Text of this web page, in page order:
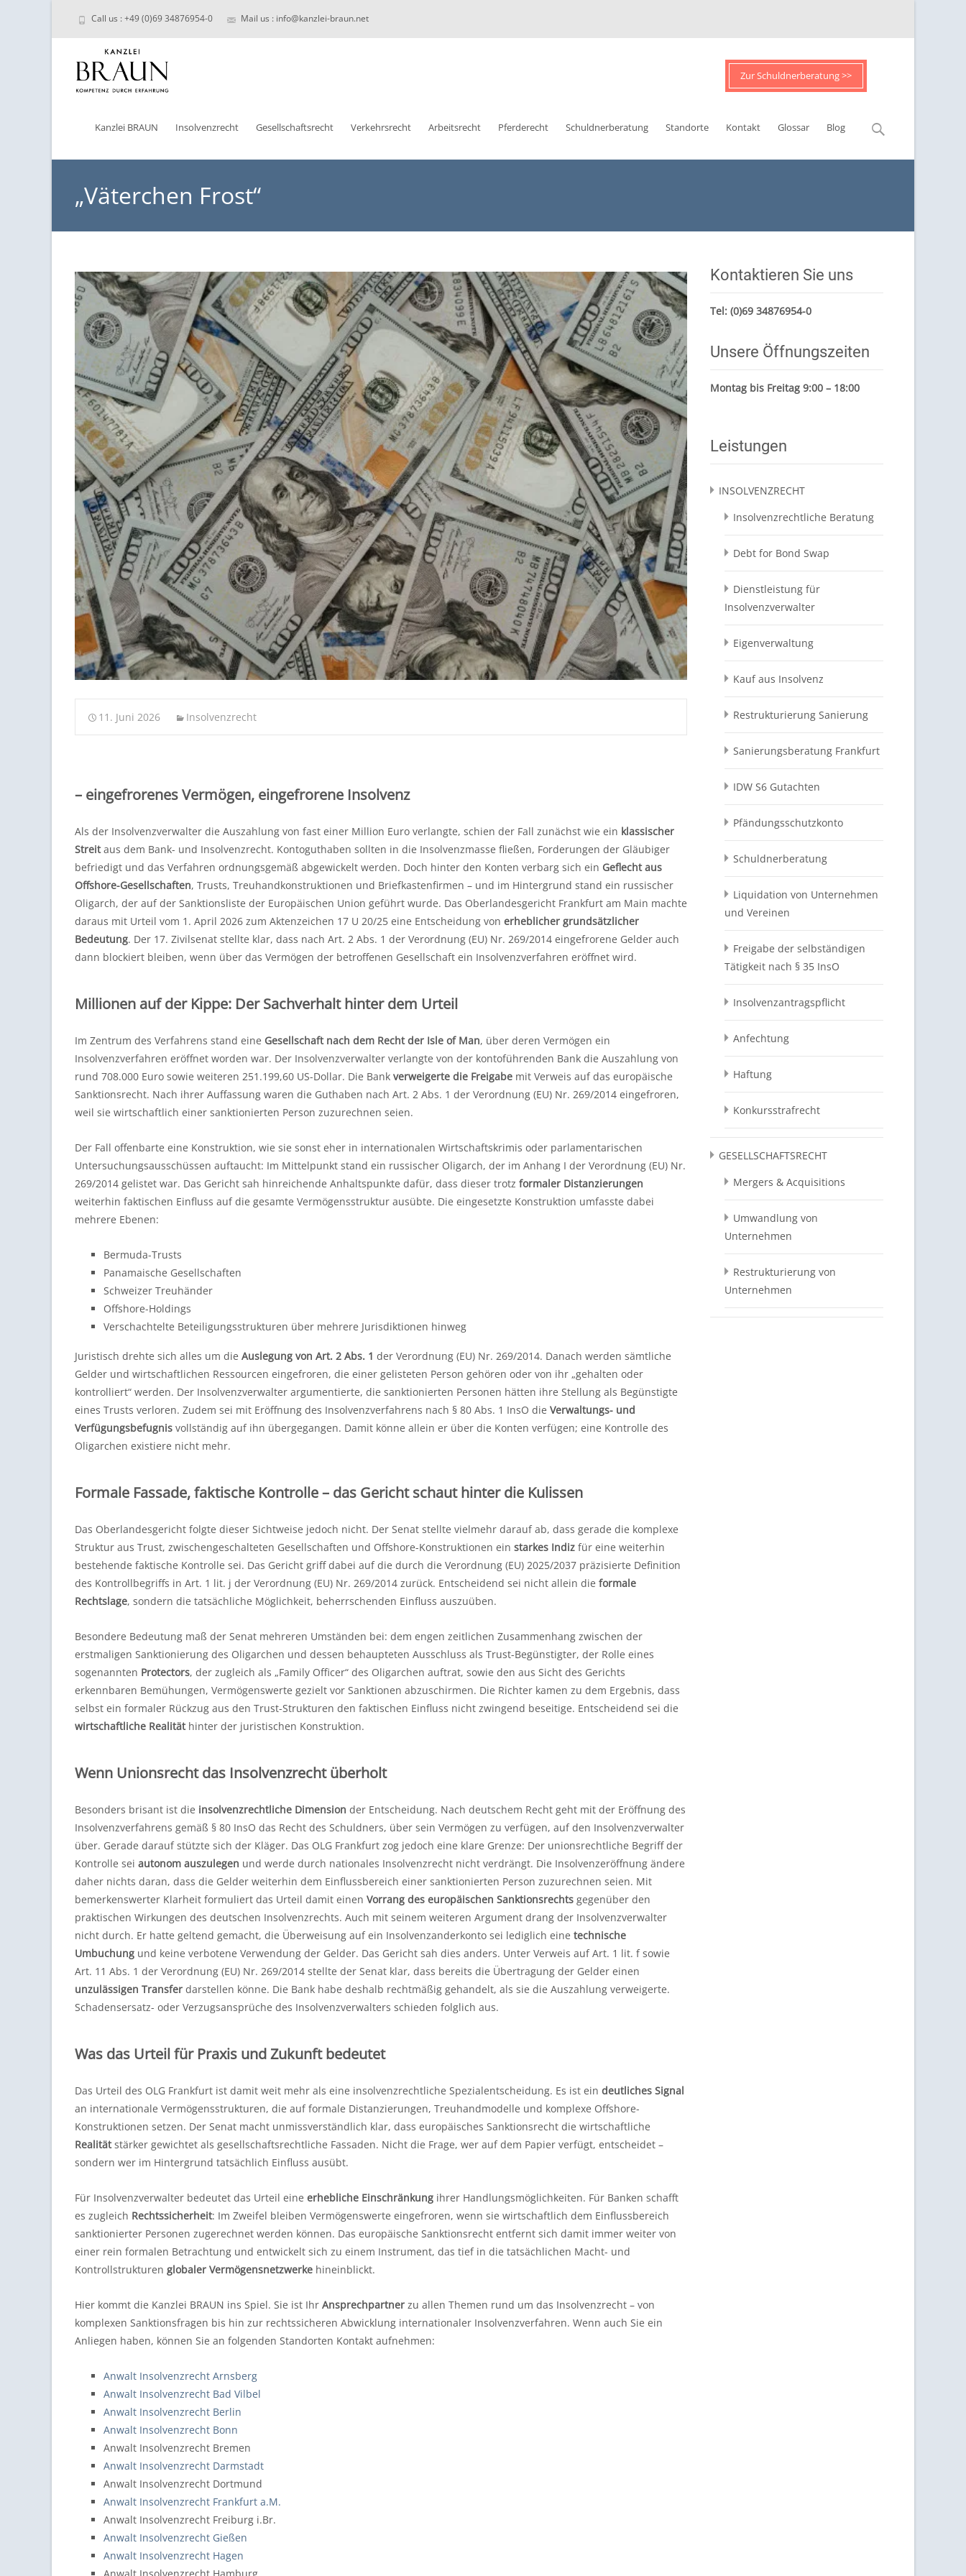
Call us : +49 (0)69 34876954-0 Mail us : info@kanzlei-braun.net
toKanzlei BRAUN Insolvenzrecht Gesellschaftsrecht Verkehrsrecht Arbeitsrecht Pferderecht Schuldnerberatung Standorte Kontakt
Zur Schuldnerberatung >>
Glossar Blog
Suchen
nach:
„Väterchen Frost“
11. Juni 2026 Insolvenzrecht
– eingefrorenes Vermögen, eingefrorene Insolvenz
Als der Insolvenzverwalter die Auszahlung von fast einer Million Euro verlangte, schien der Fall zunächst wie ein klassischer
Streitaus dem Bank- und Insolvenzrecht. Kontoguthaben sollten in die Insolvenzmasse fließen, Forderungen der Gläubiger
befriedigt und das Verfahren ordnungsgemäß abgewickelt werden. Doch hinter den Konten verbarg sich ein Geflecht aus
Offshore-Gesellschaften, Trusts, Treuhandkonstruktionen und Briefkastenfirmen – und im Hintergrund stand ein russischer
Oligarch, der auf der Sanktionsliste der Europäischen Union geführt wurde. Das Oberlandesgericht Frankfurt am Main machte
daraus mit Urteil vom 1. April 2026 zum Aktenzeichen 17 U 20/25 eine Entscheidung von erheblicher grundsätzlicher
Bedeutung. Der 17. Zivilsenat stellte klar, dass nach Art. 2 Abs. 1 der Verordnung (EU) Nr. 269/2014 eingefrorene Gelder auch
dann blockiert bleiben, wenn über das Vermögen der betroffenen Gesellschaft ein Insolvenzverfahren eröffnet wird.
Millionen auf der Kippe: Der Sachverhalt hinter dem Urteil
Im Zentrum des Verfahrens stand eine Gesellschaft nach dem Recht der Isle of Man, über deren Vermögen ein
Insolvenzverfahren eröffnet worden war. Der Insolvenzverwalter verlangte von der kontoführenden Bank die Auszahlung von
rund 708.000 Euro sowie weiteren 251.199,60 US-Dollar. Die Bank verweigerte die Freigabe mit Verweis auf das europäische
Sanktionsrecht. Nach ihrer Auffassung waren die Guthaben nach Art. 2 Abs. 1 der Verordnung (EU) Nr. 269/2014 eingefroren,
weil sie wirtschaftlich einer sanktionierten Person zuzurechnen seien.
Der Fall offenbarte eine Konstruktion, wie sie sonst eher in internationalen Wirtschaftskrimis oder parlamentarischen
Untersuchungsausschüssen auftaucht: Im Mittelpunkt stand ein russischer Oligarch, der im Anhang I der Verordnung (EU) Nr.
269/2014 gelistet war. Das Gericht sah hinreichende Anhaltspunkte dafür, dass dieser trotz formaler Distanzierungen
weiterhin faktischen Einfluss auf die gesamte Vermögensstruktur ausübte. Die eingesetzte Konstruktion umfasste dabei
mehrere Ebenen:
Bermuda-Trusts
Panamaische Gesellschaften
Schweizer Treuhänder
Offshore-Holdings
Verschachtelte Beteiligungsstrukturen über mehrere Jurisdiktionen hinweg
Juristisch drehte sich alles um die Auslegung von Art. 2 Abs. 1 der Verordnung (EU) Nr. 269/2014. Danach werden sämtliche
Gelder und wirtschaftlichen Ressourcen eingefroren, die einer gelisteten Person gehören oder von ihr „gehalten oder
kontrolliert“ werden. Der Insolvenzverwalter argumentierte, die sanktionierten Personen hätten ihre Stellung als Begünstigte
eines Trusts verloren. Zudem sei mit Eröffnung des Insolvenzverfahrens nach § 80 Abs. 1 InsO die Verwaltungs- und
Verfügungsbefugnis vollständig auf ihn übergegangen. Damit könne allein er über die Konten verfügen; eine Kontrolle des
Oligarchen existiere nicht mehr.
Formale Fassade, faktische Kontrolle – das Gericht schaut hinter die Kulissen
Das Oberlandesgericht folgte dieser Sichtweise jedoch nicht. Der Senat stellte vielmehr darauf ab, dass gerade die komplexe
Struktur aus Trust, zwischengeschalteten Gesellschaften und Offshore-Konstruktionen ein starkes Indiz für eine weiterhin
bestehende faktische Kontrolle sei. Das Gericht griff dabei auf die durch die Verordnung (EU) 2025/2037 präzisierte Definition
des Kontrollbegriffs in Art. 1 lit. j der Verordnung (EU) Nr. 269/2014 zurück. Entscheidend sei nicht allein die formale
Rechtslage, sondern die tatsächliche Möglichkeit, beherrschenden Einfluss auszuüben.
Besondere Bedeutung maß der Senat mehreren Umständen bei: dem engen zeitlichen Zusammenhang zwischen der
erstmaligen Sanktionierung des Oligarchen und dessen behaupteten Ausschluss als Trust-Begünstigter, der Rolle eines
sogenannten Protectors, der zugleich als „Family Officer“ des Oligarchen auftrat, sowie den aus Sicht des Gerichts
erkennbaren Bemühungen, Vermögenswerte gezielt vor Sanktionen abzuschirmen. Die Richter kamen zu dem Ergebnis, dass
selbst ein formaler Rückzug aus den Trust-Strukturen den faktischen Einfluss nicht zwingend beseitige. Entscheidend sei die
wirtschaftliche Realitäthinter der juristischen Konstruktion.
Wenn Unionsrecht das Insolvenzrecht überholt
Besonders brisant ist die insolvenzrechtliche Dimension der Entscheidung. Nach deutschem Recht geht mit der Eröffnung des
Insolvenzverfahrens gemäß § 80 InsO das Recht des Schuldners, über sein Vermögen zu verfügen, auf den Insolvenzverwalter
über. Gerade darauf stützte sich der Kläger. Das OLG Frankfurt zog jedoch eine klare Grenze: Der unionsrechtliche Begriff der
Kontrolle sei autonom auszulegen und werde durch nationales Insolvenzrecht nicht verdrängt. Die Insolvenzeröffnung ändere
daher nichts daran, dass die Gelder weiterhin dem Einflussbereich einer sanktionierten Person zuzurechnen seien. Mit
bemerkenswerter Klarheit formuliert das Urteil damit einen Vorrang des europäischen Sanktionsrechts gegenüber den
praktischen Wirkungen des deutschen Insolvenzrechts. Auch mit seinem weiteren Argument drang der Insolvenzverwalter
nicht durch. Er hatte geltend gemacht, die Überweisung auf ein Insolvenzanderkonto sei lediglich eine technische
Umbuchung und keine verbotene Verwendung der Gelder. Das Gericht sah dies anders. Unter Verweis auf Art. 1 lit. f sowie
Art. 11 Abs. 1 der Verordnung (EU) Nr. 269/2014 stellte der Senat klar, dass bereits die Übertragung der Gelder einen
unzulässigen Transfer darstellen könne. Die Bank habe deshalb rechtmäßig gehandelt, als sie die Auszahlung verweigerte.
Schadensersatz- oder Verzugsansprüche des Insolvenzverwalters schieden folglich aus.
Was das Urteil für Praxis und Zukunft bedeutet
Das Urteil des OLG Frankfurt ist damit weit mehr als eine insolvenzrechtliche Spezialentscheidung. Es ist ein deutliches Signal
an internationale Vermögensstrukturen, die auf formale Distanzierungen, Treuhandmodelle und komplexe Offshore-
Konstruktionen setzen. Der Senat macht unmissverständlich klar, dass europäisches Sanktionsrecht die wirtschaftliche
Realitätstärker gewichtet als gesellschaftsrechtliche Fassaden. Nicht die Frage, wer auf dem Papier verfügt, entscheidet –
sondern wer im Hintergrund tatsächlich Einfluss ausübt.
Für Insolvenzverwalter bedeutet das Urteil eine erhebliche Einschränkung ihrer Handlungsmöglichkeiten. Für Banken schafft
es zugleich Rechtssicherheit: Im Zweifel bleiben Vermögenswerte eingefroren, wenn sie wirtschaftlich dem Einflussbereich
sanktionierter Personen zugerechnet werden können. Das europäische Sanktionsrecht entfernt sich damit immer weiter von
einer rein formalen Betrachtung und entwickelt sich zu einem Instrument, das tief in die tatsächlichen Macht- und
Kontrollstrukturen globaler Vermögensnetzwerke hineinblickt.
Hier kommt die Kanzlei BRAUN ins Spiel. Sie ist Ihr Ansprechpartner zu allen Themen rund um das Insolvenzrecht – von
komplexen Sanktionsfragen bis hin zur rechtssicheren Abwicklung internationaler Insolvenzverfahren. Wenn auch Sie ein
Anliegen haben, können Sie an folgenden Standorten Kontakt aufnehmen:
Anwalt Insolvenzrecht Arnsberg
Anwalt Insolvenzrecht Bad Vilbel
Anwalt Insolvenzrecht Berlin
Anwalt Insolvenzrecht Bonn
Anwalt Insolvenzrecht Bremen
Anwalt Insolvenzrecht Darmstadt
Anwalt Insolvenzrecht Dortmund
Anwalt Insolvenzrecht Frankfurt a.M.
Anwalt Insolvenzrecht Freiburg i.Br.
Anwalt Insolvenzrecht Gießen
Anwalt Insolvenzrecht Hagen
Kontaktieren Sie uns
Tel: (0)69 34876954-0
Unsere Öffnungszeiten
Montag bis Freitag 9:00 – 18:00
Leistungen
INSOLVENZRECHT
Insolvenzrechtliche Beratung
Debt for Bond Swap
Dienstleistung für
Insolvenzverwalter
Eigenverwaltung
Kauf aus Insolvenz
Restrukturierung Sanierung
Sanierungsberatung Frankfurt
IDW S6 Gutachten
Pfändungsschutzkonto
Schuldnerberatung
Liquidation von Unternehmen
und Vereinen
Freigabe der selbständigen
Tätigkeit nach § 35 InsO
Insolvenzantragspflicht
Anfechtung
Haftung
Konkursstrafrecht
GESELLSCHAFTSRECHT
Mergers & Acquisitions
Umwandlung von
Unternehmen
Restrukturierung von
Unternehmen